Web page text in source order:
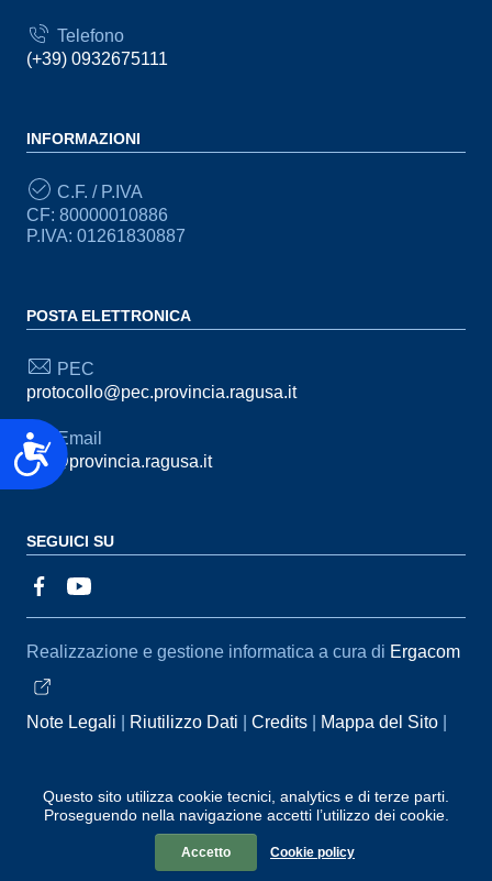
Accessibilità
Questo sito utilizza cookie tecnici, analytics e di terze parti.
Proseguendo nella navigazione accetti l’utilizzo dei cookie.
Accetto Cookie policy
Telefono
(+39) 0932675111
INFORMAZIONI
C.F. / P.IVA
CF: 80000010886
P.IVA: 01261830887
POSTA ELETTRONICA
PEC
protocollo@pec.provincia.ragusa.it
Email
urp@provincia.ragusa.it
SEGUICI SU
Sezione Link Utili
Realizzazione e gestione informatica a cura di Ergacom
Note Legali Riutilizzo Dati Credits
Mappa del Sito
Segnalazioni
Statistiche accessi
Dichiarazione di
Accessibilità